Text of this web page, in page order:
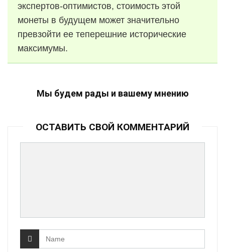
экспертов-оптимистов, стоимость этой
монеты в будущем может значительно
превзойти ее теперешние исторические
максимумы.
Мы будем рады и вашему мнению
ОСТАВИТЬ СВОЙ КОММЕНТАРИЙ